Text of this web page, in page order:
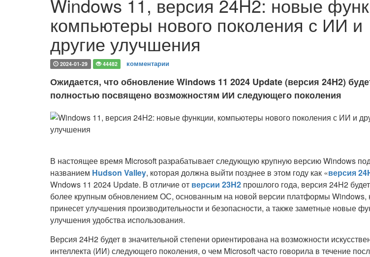
Windows 11, версия 24H2: новые
компьютеры нового поколения с ИИ и
другие улучшения
2024-01-29 44482 комментарии
Ожидается, что обновление Windows 11 2024 Update (версия 24H2)
полностью посвящено возможностям ИИ следующего поколения
В настоящее время Microsoft разрабатывает следующую крупную версию Windows
названием Hudson Valley, которая должна выйти позднее в этом году как «версия
Wndows 11 2024 Update. В отличие от версии 23H2 прошлого года, версия 24H2
более крупным обновлением ОС, основанным на новой версии платформы Windows,
принесет улучшения производительности и безопасности, а также заметные новые
улучшения удобства использования.
Версия 24H2 будет в значительной степени ориентирована на возможности
интеллекта (ИИ) следующего поколения, о чем Microsoft часто говорила в течение